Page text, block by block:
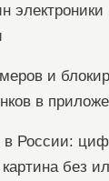
электроники
и
в
в России:
без